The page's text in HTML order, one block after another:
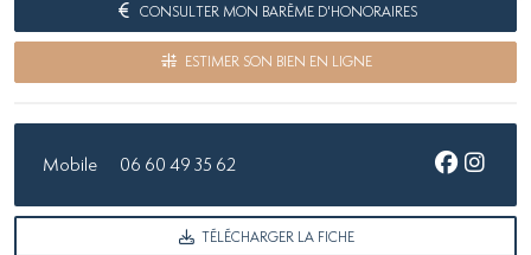
CONSULTER MON BARÈME D'HONORAIRES
ESTIMER SON BIEN EN LIGNE
Mobile 06 60 49 35 62
TÉLÉCHARGER LA FICHE